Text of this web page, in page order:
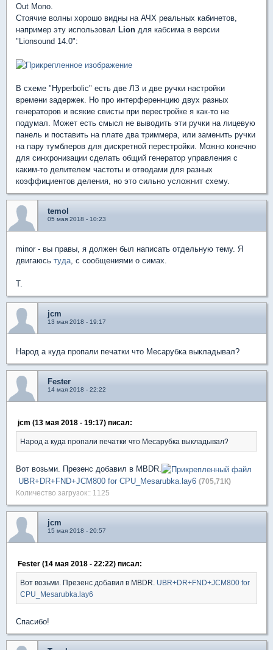
Out Mono.
Стоячие волны хорошо видны на АЧХ реальных кабинетов,
например эту использовал Lion для кабсима в версии
"Lionsound 14.0":
В схеме "Hyperbolic" есть две ЛЗ и две ручки настройки
времени задержек. Но про интерференнцию двух разных
генераторов и всякие свисты при перестройке я как-то не
подумал. Может есть смысл не выводить эти ручки на лицевую
панель и поставить на плате два триммера, или заменить ручки
на пару тумблеров для дискретной перестройки. Можно конечно
для синхронизации сделать общий генератор управления с
каким-то делителем частоты и отводами для разных
коэффициентов деления, но это сильно усложнит схему.
temol
05 мая 2018 - 10:23
minor - вы правы, я должен был написать отдельную тему. Я
двигаюсь туда , с сообщениями о симах.
T.
jcm
13 мая 2018 - 19:17
Народ а куда пропали печатки что Месарубка выкладывал?
Fester
14 мая 2018 - 22:22
jcm (13 мая 2018 - 19:17) писал:
Народ а куда пропали печатки что Месарубка выкладывал?
Вот возьми. Презенс добавил в MBDR.
UBR+DR+FND+JCM800 for CPU_Mesarubka.lay6 (705,71К)
Количество загрузок:: 1125
jcm
15 мая 2018 - 20:57
Fester (14 мая 2018 - 22:22) писал:
Вот возьми. Презенс добавил в MBDR. UBR+DR+FND+JCM800 for
CPU_Mesarubka.lay6
Спасибо!